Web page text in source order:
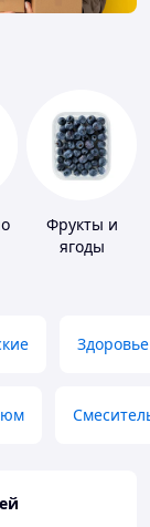
Фрукты и
ягоды
Здоровье